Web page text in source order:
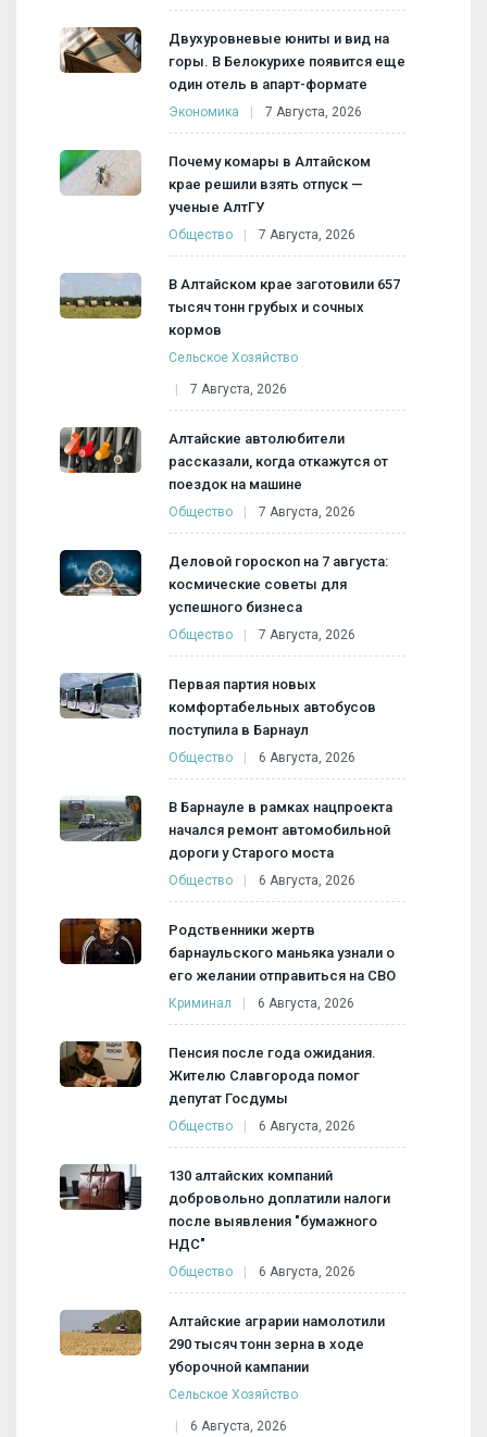
Двухуровневые юниты и вид на
горы. В Белокурихе появится еще
один отель в апарт-формате
Экономика 7 Августа, 2026
Почему комары в Алтайском
крае решили взять отпуск —
ученые АлтГУ
Общество 7 Августа, 2026
В Алтайском крае заготовили 657
тысяч тонн грубых и сочных
кормов
Сельское Хозяйство
7 Августа, 2026
Алтайские автолюбители
рассказали, когда откажутся от
поездок на машине
Общество 7 Августа, 2026
Деловой гороскоп на 7 августа:
космические советы для
успешного бизнеса
Общество 7 Августа, 2026
Первая партия новых
комфортабельных автобусов
поступила в Барнаул
Общество 6 Августа, 2026
В Барнауле в рамках нацпроекта
начался ремонт автомобильной
дороги у Старого моста
Общество 6 Августа, 2026
Родственники жертв
барнаульского маньяка узнали о
его желании отправиться на СВО
Криминал 6 Августа, 2026
Пенсия после года ожидания.
Жителю Славгорода помог
депутат Госдумы
Общество 6 Августа, 2026
130 алтайских компаний
добровольно доплатили налоги
после выявления "бумажного
НДС"
Общество 6 Августа, 2026
Алтайские аграрии намолотили
290 тысяч тонн зерна в ходе
уборочной кампании
Сельское Хозяйство
6 Августа, 2026